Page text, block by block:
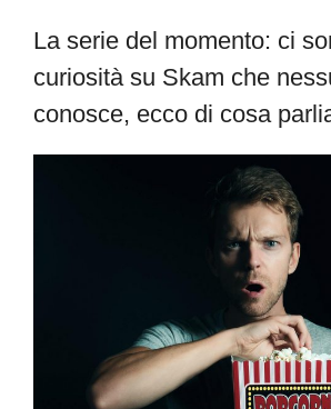
La serie del momento: ci
curiosità su Skam che
conosce, ecco di cosa